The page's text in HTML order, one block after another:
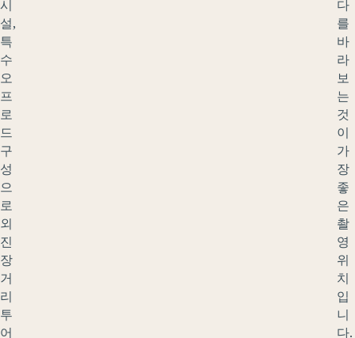
시
설,
특
수
오
프
로
드
구
성
으
로
외
진
장
거
리
투
어
다
를
바
라
보
는
것
이
가
장
좋
은
촬
영
위
치
입
니
다.